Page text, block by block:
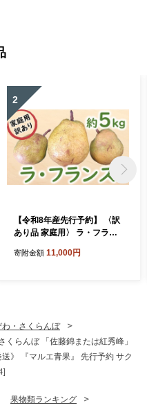
2
【令和8年産先行予約】 〈訳
あり品 家庭用〉 ラ・フラン
年11月中旬～発送》 『カネ
寄附金額 11,000円
わ・さくらんぼ
くらんぼ 「佐藤錦または紅秀峰」
》 『マルエ青果』 先行予約 サク
果物類ランキング